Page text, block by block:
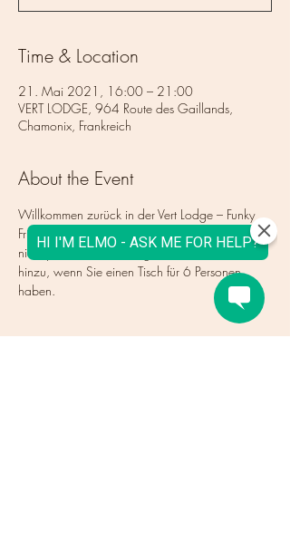
Time & Location
21. Mai 2021, 16:00 – 21:00
VERT LODGE, 964 Route des Gaillands,
Chamonix, Frankreich
About the Event
Willkommen zurück in der Vert Lodge – Funky
Friday – Reservierungen erfolgen pro Tisch,
nicht pro Person, also fügen Sie einfach 1
hinzu, wenn Sie einen Tisch für 6 Personen
haben.
Tickets